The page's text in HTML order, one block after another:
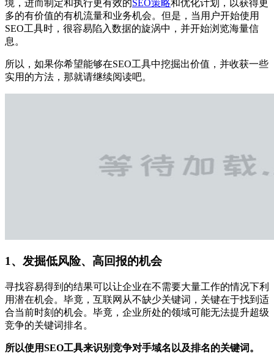
境，进而制定和执行更有效的SEO策略和优化计划，以获得更
多的有价值的有机流量和业务机会。但是，当用户开始使用
SEO工具时，很容易陷入数据的旋涡中，并开始浏览海量信
息。
所以，如果你希望能够在SEO工具中挖掘出价值，并收获一些
实用的方法，那就请继续阅读吧。
1、发掘低风险、高回报的机会
寻找容易得到的结果可以让企业在不需要大量工作的情况下利
用潜在机会。毕竟，互联网从不缺少关键词，关键在于找到适
合当前时刻的机会。毕竟，企业所处的领域可能无法提升超级
竞争的关键词排名。
所以使用SEO工具来识别竞争对手域名以及排名的关键词。